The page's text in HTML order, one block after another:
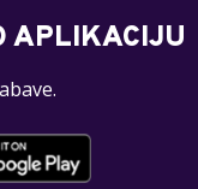
APLIKACIJU